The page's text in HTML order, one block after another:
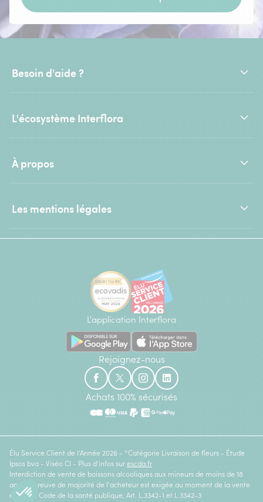
Besoin d'aide ?
L'écosystème Interflora
À propos
Les mentions légales
L'application Interflora
Rejoignez-nous
Achats 100% sécurisés
Élu Service Client de l'Année 2026 - *Catégorie Livraison de fleurs - Étude
Ipsos bva - Viséo CI - Plus d'infos sur escda.fr
Interdiction de vente de boissons alcooliques aux mineurs de moins de 18
ans. La preuve de majorité de l'acheteur est exigée au moment de la vente
en ligne. Code de la santé publique, Art. L.3342-1 et L.3342-3